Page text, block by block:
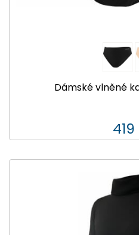
Dámské vlněné